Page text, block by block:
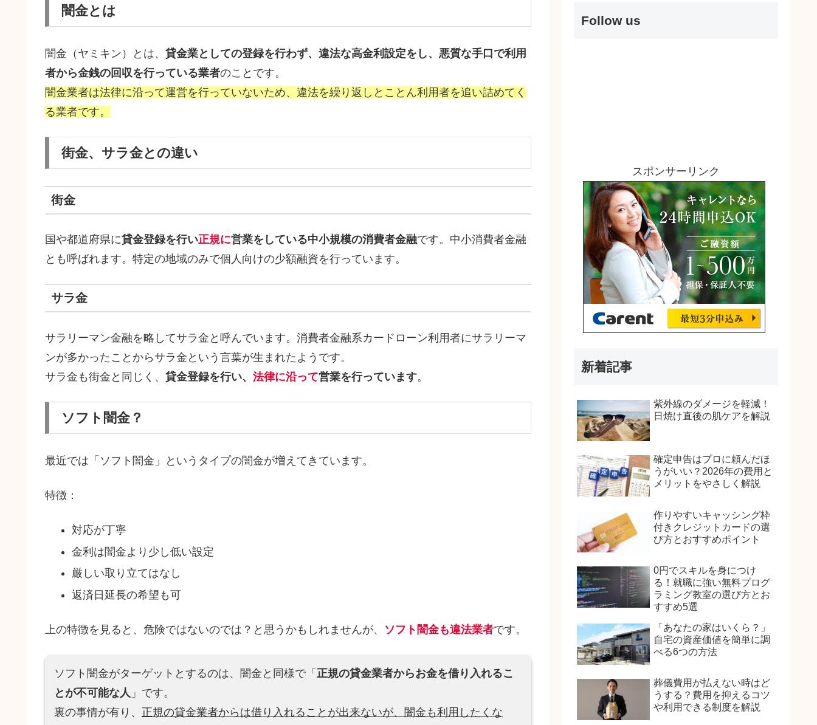
闇金とは
闇金（ヤミキン）とは、 貸金業としての登録を行わず、違法な高金利設定をし、悪質な手口で利用
者から金銭の回収を行っている業者のことです。
闇金業者は法律に沿って運営を行っていないため、違法を繰り返しとことん利用者を追い詰めてく
る業者です。
街金、サラ金との違い
街金
国や都道府県に貸金登録を行い正規に営業をしている中小規模の消費者金融です。中小消費者金融
とも呼ばれます。特定の地域のみで個人向けの少額融資を行っています。
サラ金
サラリーマン金融を略してサラ金と呼んでいます。消費者金融系カードローン利用者にサラリーマ
ンが多かったことからサラ金という言葉が生まれたようです。
サラ金も街金と同じく、 貸金登録を行い、 法律に沿って営業を行っています。
ソフト闇金？
最近では「ソフト闇金」というタイプの闇金が増えてきています。
特徴：
対応が丁寧
金利は闇金より少し低い設定
厳しい取り立てはなし
返済日延長の希望も可
上の特徴を見ると、危険ではないのでは？と思うかもしれませんが、 ソフト闇金も違法業者です。
ソフト闇金がターゲットとするのは、闇金と同様で「 正規の貸金業者からお金を借り入れるこ
とが不可能な人 」です。
裏の事情が有り、 正規の貸金業者からは借り入れることが出来ないが、闇金も利用したくな
Follow us
スポンサーリンク
新着記事
紫外線のダメージを軽減！
日焼け直後の肌ケアを解説
確定申告はプロに頼んだほ
うがいい？2026年の費用と
メリットをやさしく解説
作りやすいキャッシング枠
付きクレジットカードの選
び方とおすすめポイント
0円でスキルを身につけ
る！就職に強い無料プログ
ラミング教室の選び方とお
すすめ5選
「あなたの家はいくら？」
自宅の資産価値を簡単に調
べる6つの方法
葬儀費用が払えない時はど
うする？費用を抑えるコツ
や利用できる制度を解説